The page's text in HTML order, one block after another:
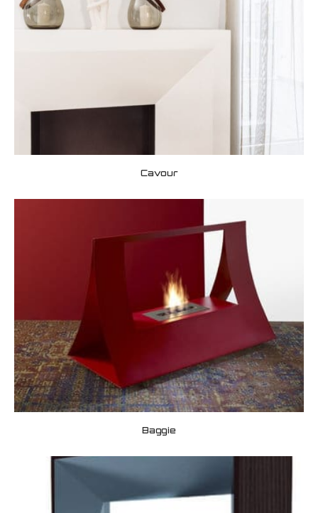
Cavour
Baggie